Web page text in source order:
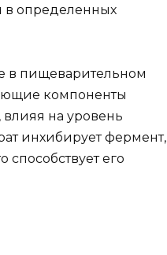
в определенных
в пищеварительном
компоненты
на уровень
инхибирует фермент,
его